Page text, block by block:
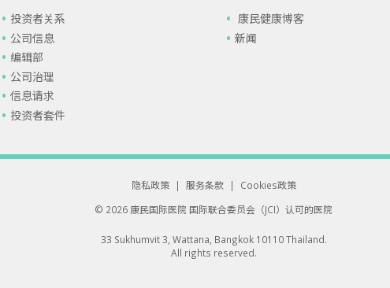
投资者关系
公司信息
编辑部
公司治理
信息请求
投资者套件
康民健康博客
新闻
隐私政策 | 服务条款 |
Cookies政策
© 2026 康民国际医院 国际联合委员会（JCI）认可的医院
33 Sukhumvit 3, Wattana, Bangkok 10110 Thailand.
All rights reserved.